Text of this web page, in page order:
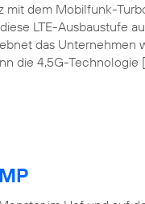
dem Mobilfunk-
LTE-Ausbaustufe
das Unternehmen
die 4,5G-Technologie